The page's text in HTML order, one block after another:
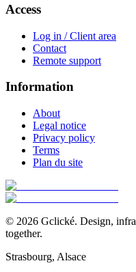
Access
Log in / Client area
Contact
Remote support
Information
About
Legal notice
Privacy policy
Terms
Plan du site
© 2026 Gclické. Design,
together.
Strasbourg, Alsace